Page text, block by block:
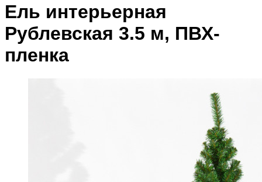
Ель интерьерная
Рублевская 3.5 м, ПВХ-
пленка